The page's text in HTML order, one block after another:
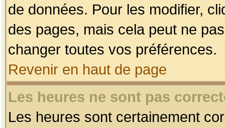
de données. Pour les modifier,
des pages, mais cela peut ne
changer toutes vos préférences.
Revenir en haut de page
Les heures ne sont pas
Les heures sont certainement